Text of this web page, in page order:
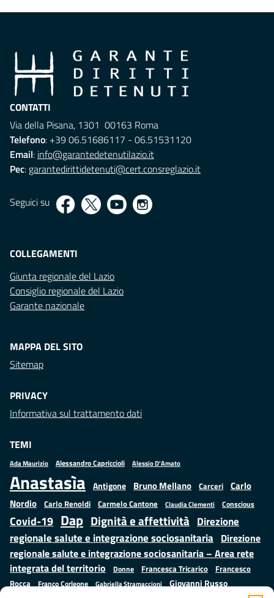
CONTATTI
Via della Pisana, 1301 00163 Roma
Telefono: +39 06.51686117 - 06.51531120
Email: info@garantedetenutilazio.it
Pec: garantedirittidetenuti@cert.consreglazio.it
Seguici su
COLLEGAMENTI
Giunta regionale del Lazio
Consiglio regionale del Lazio
Garante nazionale
MAPPA DEL SITO
Sitemap
PRIVACY
Informativa sul trattamento dati
TEMI
Ada Maurizio Alessandro Capriccioli Alessio D'Amato
Anastasìa Antigone Bruno Mellano Carceri
Carlo
Nordio Carlo Renoldi Carmelo Cantone Claudia Clementi Conscious
Covid-19 Dap Dignità e affettività Direzione
regionale salute e integrazione sociosanitaria Direzione
regionale salute e integrazione sociosanitaria – Area rete
integrata del territorio
Donne Francesca Tricarico
Francesco
Rocca
Franco Corleone Gabriella Stramaccioni Giovanni Russo